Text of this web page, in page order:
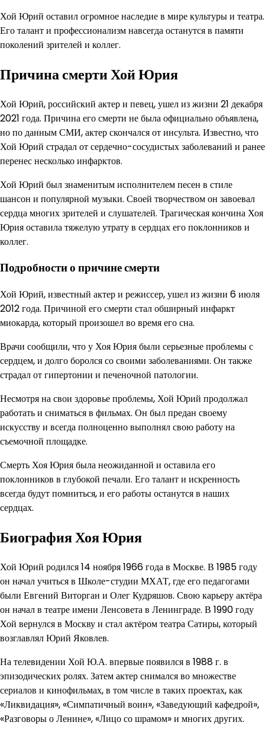
Хой Юрий оставил огромное наследие в мире культуры и театра.
Его талант и профессионализм навсегда останутся в памяти
поколений зрителей и коллег.
Причина смерти Хой Юрия
Хой Юрий, российский актер и певец, ушел из жизни 21 декабря
2021 года. Причина его смерти не была официально объявлена,
но по данным СМИ, актер скончался от инсульта. Известно, что
Хой Юрий страдал от сердечно-сосудистых заболеваний и ранее
перенес несколько инфарктов.
Хой Юрий был знаменитым исполнителем песен в стиле
шансон и популярной музыки. Своей творчеством он завоевал
сердца многих зрителей и слушателей. Трагическая кончина Хоя
Юрия оставила тяжелую утрату в сердцах его поклонников и
коллег.
Подробности о причине смерти
Хой Юрий, известный актер и режиссер, ушел из жизни 6 июля
2012 года. Причиной его смерти стал обширный инфаркт
миокарда, который произошел во время его сна.
Врачи сообщили, что у Хоя Юрия были серьезные проблемы с
сердцем, и долго боролся со своими заболеваниями. Он также
страдал от гипертонии и печеночной патологии.
Несмотря на свои здоровье проблемы, Хой Юрий продолжал
работать и сниматься в фильмах. Он был предан своему
искусству и всегда полноценно выполнял свою работу на
съемочной площадке.
Смерть Хоя Юрия была неожиданной и оставила его
поклонников в глубокой печали. Его талант и искренность
всегда будут помниться, и его работы останутся в наших
сердцах.
Биография Хоя Юрия
Хой Юрий родился 14 ноября 1966 года в Москве. В 1985 году
он начал учиться в Школе-студии МХАТ, где его педагогами
были Евгений Виторган и Олег Кудряшов. Свою карьеру актёра
он начал в театре имени Ленсовета в Ленинграде. В 1990 году
Хой вернулся в Москву и стал актёром театра Сатиры, который
возглавлял Юрий Яковлев.
На телевидении Хой Ю.А. впервые появился в 1988 г. в
эпизодических ролях. Затем актер снимался во множестве
сериалов и кинофильмах, в том числе в таких проектах, как
«Ликвидация», «Симпатичный воин», «Заведующий кафедрой»,
«Разговоры о Ленине», «Лицо со шрамом» и многих других.